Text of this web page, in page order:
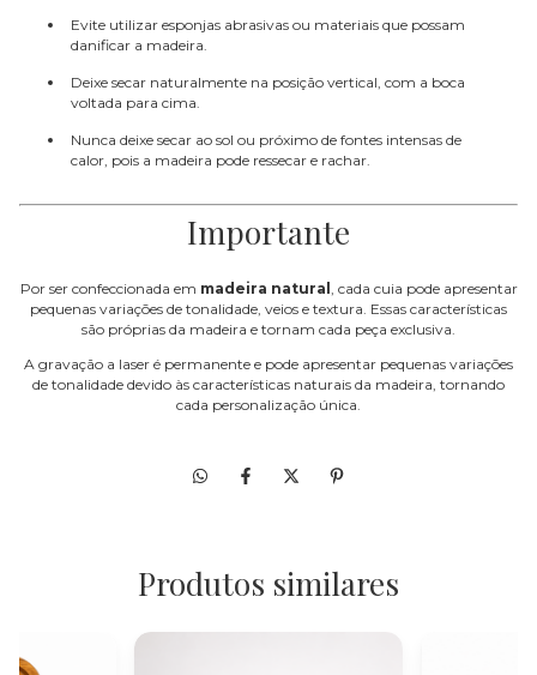
Evite utilizar esponjas abrasivas ou materiais que possam
danificar a madeira.
Deixe secar naturalmente na posição vertical, com a boca
voltada para cima.
Nunca deixe secar ao sol ou próximo de fontes intensas de
calor, pois a madeira pode ressecar e rachar.
Importante
Por ser confeccionada em madeira natural
, cada cuia pode apresentar
pequenas variações de tonalidade, veios e textura. Essas características
são próprias da madeira e tornam cada peça exclusiva.
A gravação a laser é permanente e pode apresentar pequenas variações
de tonalidade devido às características naturais da madeira, tornando
cada personalização única.
Produtos similares